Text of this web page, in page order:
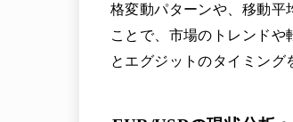
格変動パターンや、移動平
ことで、市場のトレンド
とエグジットのタイミング